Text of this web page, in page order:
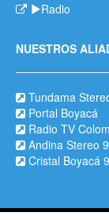
Radio
NUESTROS
Tundama
Portal Boyacá
Radio TV
Andina Stereo
Cristal Boyacá